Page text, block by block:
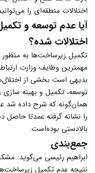
اختلالات منطقه‌ای را
آیا عدم توسعه و
اختلالات شده؟
تکمیل زیرساخت‌ها به منظور
مهمترین وظایف وزارت
بدیهی است بخشی از
توسعه، تکمیل و بهینه
همان‌گونه که شرح داده شد
را نشانه گرفته عمدتا
بالادستی بوده‌است.
جمع‌بندی
ابراهیم رئیسی می‌گوید:
نتیجه عدم تکمیل